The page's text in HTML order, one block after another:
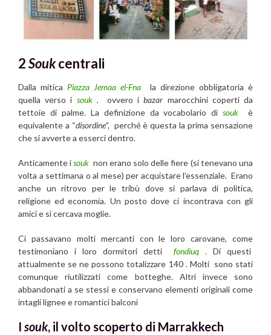
2Soukcentrali
Dalla miticaPiazza Jemaa el-Fna
la direzione obbligatoria è
quella verso i souk, ovvero ibazar marocchini coperti da
tettoie di palme. La definizione da vocabolario disouk
è
equivalente a “disordine”, perché è questa la prima sensazione
che si avverte a esserci dentro.
Anticamente isouk non erano solo delle fiere (si tenevano una
volta a settimana o al mese) per acquistare l’essenziale. Erano
anche un ritrovo per le tribù dove si parlava di politica,
religione ed economia. Un posto dove ci incontrava con gli
amici e si cercava moglie.
Ci passavano molti mercanti con le loro carovane, come
testimoniano i loro dormitori detti
fondiuq . Di questi
attualmente se ne possono totalizzare 140 . Molti sono stati
comunque riutilizzati come botteghe. Altri invece sono
abbandonati a se stessi e conservano elementi originali come
intagli lignee e romantici balconi
I souk, il volto scoperto di Marrakkech